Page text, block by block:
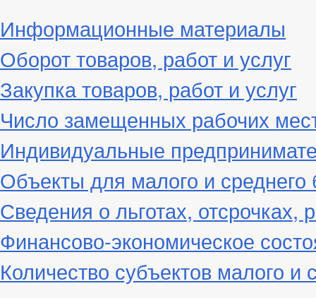
Информационные материалы
Оборот товаров, работ и услуг
Закупка товаров, работ и услуг
Число замещенных рабочих
Индивидуальные
Объекты для малого и среднего
Сведения о льготах, отсрочках,
Финансово-экономическое
Количество субъектов малого и